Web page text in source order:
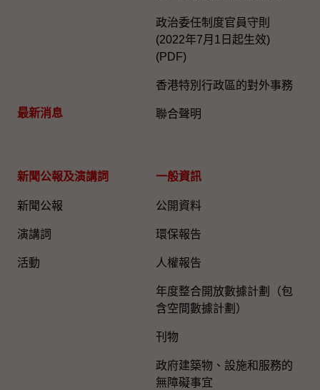
最新消息
政治委任制度官員守則
(2022年7月1日起生效)
(PDF)
香港特別行政區的對外事務
聯合聲明
新聞公報及演講詞
新聞公報
演講詞
活動
一般資訊​
公開資料
環保報告
人權報告
年度整合開放數據計劃（包
含空間數據計劃）
刊物
政府建築物、設施和服務的
無障礙事宜